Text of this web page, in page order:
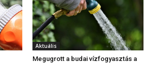
Aktuális
Megugrott a budai vízfogyasztás a